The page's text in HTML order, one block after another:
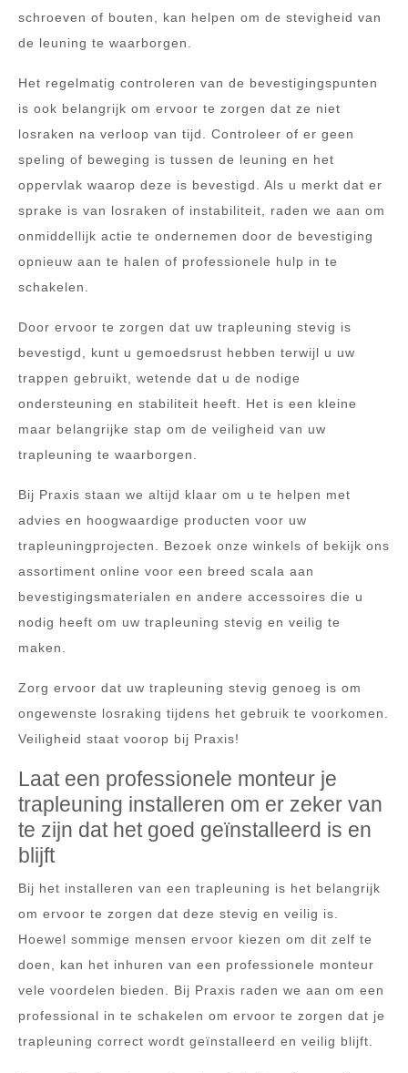
schroeven of bouten, kan helpen om de stevigheid van
de leuning te waarborgen.
Het regelmatig controleren van de bevestigingspunten
is ook belangrijk om ervoor te zorgen dat ze niet
losraken na verloop van tijd. Controleer of er geen
speling of beweging is tussen de leuning en het
oppervlak waarop deze is bevestigd. Als u merkt dat er
sprake is van losraken of instabiliteit, raden we aan om
onmiddellijk actie te ondernemen door de bevestiging
opnieuw aan te halen of professionele hulp in te
schakelen.
Door ervoor te zorgen dat uw trapleuning stevig is
bevestigd, kunt u gemoedsrust hebben terwijl u uw
trappen gebruikt, wetende dat u de nodige
ondersteuning en stabiliteit heeft. Het is een kleine
maar belangrijke stap om de veiligheid van uw
trapleuning te waarborgen.
Bij Praxis staan we altijd klaar om u te helpen met
advies en hoogwaardige producten voor uw
trapleuningprojecten. Bezoek onze winkels of bekijk ons
assortiment online voor een breed scala aan
bevestigingsmaterialen en andere accessoires die u
nodig heeft om uw trapleuning stevig en veilig te
maken.
Zorg ervoor dat uw trapleuning stevig genoeg is om
ongewenste losraking tijdens het gebruik te voorkomen.
Veiligheid staat voorop bij Praxis!
Laat een professionele monteur je
trapleuning installeren om er zeker van
te zijn dat het goed geïnstalleerd is en
blijft
Bij het installeren van een trapleuning is het belangrijk
om ervoor te zorgen dat deze stevig en veilig is.
Hoewel sommige mensen ervoor kiezen om dit zelf te
doen, kan het inhuren van een professionele monteur
vele voordelen bieden. Bij Praxis raden we aan om een
professional in te schakelen om ervoor te zorgen dat je
trapleuning correct wordt geïnstalleerd en veilig blijft.